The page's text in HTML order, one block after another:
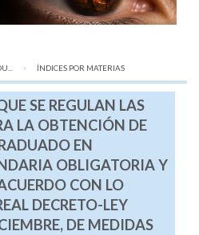
AQUÍ:
ÍNDICES POR MATERIAS
SE REGULAN LAS
LA OBTENCIÓN DE
EN
OBLIGATORIA Y
CON LO
DECRETO-LEY
DE MEDIDAS